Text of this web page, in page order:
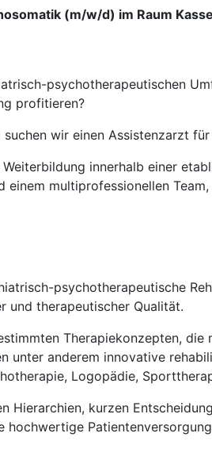
(m/w/d) im Raum
psychotherapeutischen
profitieren?
wir einen Assistenzarzt
innerhalb einer
multiprofessionellen
psychotherapeutische
und therapeutischer Qualität.
Therapiekonzepten,
unter anderem innovative
Logopädie,
Hierarchien, kurzen
hochwertige